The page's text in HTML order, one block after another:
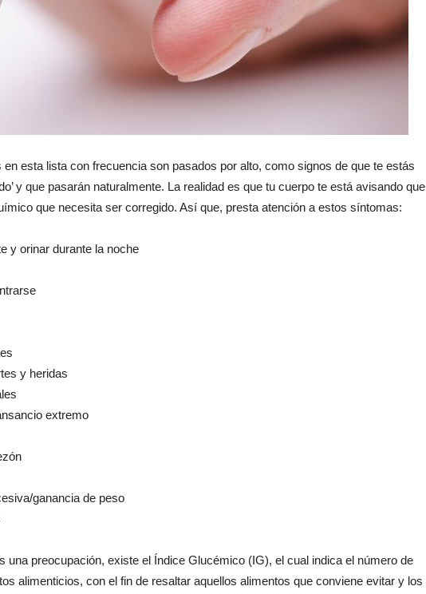
esta lista con frecuencia son pasados por alto, como signos de que te estás
y que pasarán naturalmente. La realidad es que tu cuerpo te está avisando que
que necesita ser corregido. Así que, presta atención a estos síntomas:
y orinar durante la noche
y heridas
extremo
ganancia de peso
una preocupación, existe el Índice Glucémico (IG), el cual indica el número de
alimenticios, con el fin de resaltar aquellos alimentos que conviene evitar y los